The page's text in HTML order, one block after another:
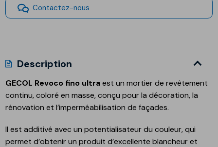
Contactez-nous
Description
GECOL Revoco fino ultraest un mortier de revêtement
continu, coloré en masse, conçu pour la décoration, la
rénovation et l’imperméabilisation de façades.
Il est additivé avec un potentialisateur du couleur, qui
permet d’obtenir un produit d’excellente blancheur et